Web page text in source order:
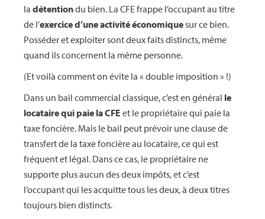
la détentiondu bien. La CFE frappe l’occupant au titre
de l’exercice d’une activité économique sur ce bien.
Posséder et exploiter sont deux faits distincts, même
quand ils concernent la même personne.
(Et voilà comment on évite la « double imposition » !)
Dans un bail commercial classique, c’est en général le
locataire qui paie la CFE et le propriétaire qui paie la
taxe foncière. Mais le bail peut prévoir une clause de
transfert de la taxe foncière au locataire, ce qui est
fréquent et légal. Dans ce cas, le propriétaire ne
supporte plus aucun des deux impôts, et c’est
l’occupant qui les acquitte tous les deux, à deux titres
toujours bien distincts.